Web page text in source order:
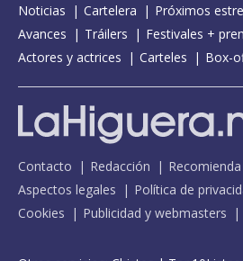
Noticias Cartelera Próximos
Avances
Tráilers
Festivales +
Actores y actrices
Carteles Box-
Contacto Redacción Recomienda
Aspectos legales
Política de
Cookies
Publicidad y webmasters